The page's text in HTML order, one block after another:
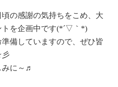
の感謝の気持ちをこめ、大
トを企画中です(*´▽｀*)
備していますので、ぜひ皆
みに～♬